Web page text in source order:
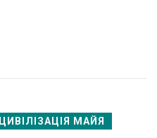
ЦИВІЛІЗАЦІЯ МАЙЯ